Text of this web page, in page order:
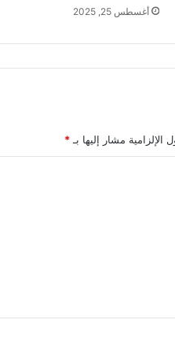
أغسطس 25, 2025
الإلزامية مشار إليها بـ *